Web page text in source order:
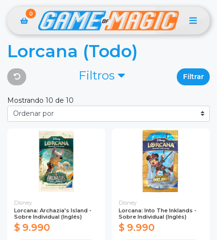
0
Lorcana (todo)
Filtros Filtrar
Mostrando 10 de 10
Disney
Lorcana: Archazia's Island -
Sobre Individual (Inglés)
$ 9.990
Disney
Lorcana: Into The Inklands -
Sobre Individual (Inglés)
$ 9.990